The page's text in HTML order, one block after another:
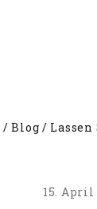
/Blog /
15. April